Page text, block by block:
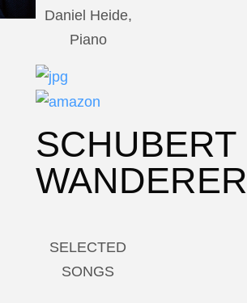
Daniel Heide,
Piano
SCHUBERT
WANDERER
SELECTED
SONGS